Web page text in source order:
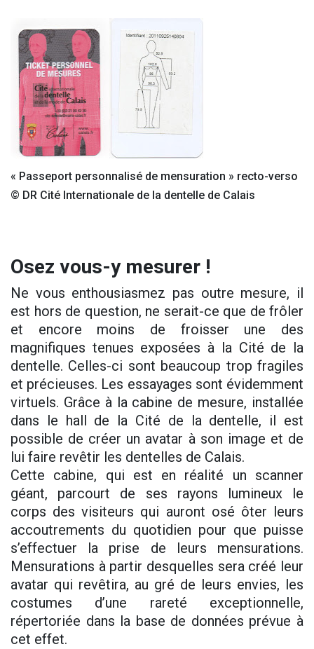
« Passeport personnalisé de mensuration » recto-verso
© DR Cité Internationale de la dentelle de Calais
Osez vous-y mesurer !
Ne vous enthousiasmez pas outre mesure, il
est hors de question, ne serait-ce que de frôler
et encore moins de froisser une des
magnifiques tenues exposées à la Cité de la
dentelle. Celles-ci sont beaucoup trop fragiles
et précieuses. Les essayages sont évidemment
virtuels. Grâce à la cabine de mesure, installée
dans le hall de la Cité de la dentelle, il est
possible de créer un avatar à son image et de
lui faire revêtir les dentelles de Calais.
Cette cabine, qui est en réalité un scanner
géant, parcourt de ses rayons lumineux le
corps des visiteurs qui auront osé ôter leurs
accoutrements du quotidien pour que puisse
s’effectuer la prise de leurs mensurations.
Mensurations à partir desquelles sera créé leur
avatar qui revêtira, au gré de leurs envies, les
costumes d’une rareté exceptionnelle,
répertoriée dans la base de données prévue à
cet effet.